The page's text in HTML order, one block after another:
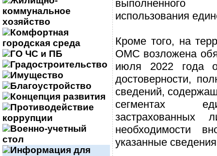
коммунальное
хозяйство
Комфортная
городская среда
ГО ЧС и ПБ
Градостроительство
Имущество
Благоустройство
Концепция развития
Противодействие
коррупции
Военно-учетный
стол
Информация для
использования
Кроме того, на
ОМС возложена
июля 2022 года
достоверности,
сведений,
сегментах
необходимости
указанные